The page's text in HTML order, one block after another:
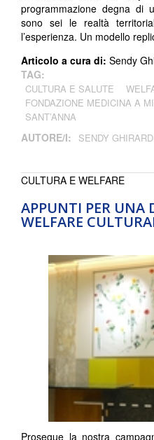
programmazione degna di
sono sei le realtà
l’esperienza. Un modello
Articolo a cura di: Sendy
TAG:
CULTURA E SALUTE
FONDAZIONE MEDICINA A
SANT’ANNA
AUTORE/I: SENDY
APPUNTI PER UNA
WELFARE
CULTURA E WELFARE
Prosegue la nostra